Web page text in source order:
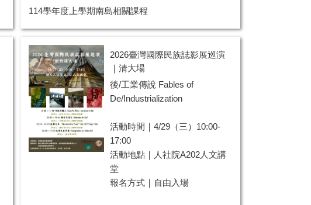
114學年度上學期南島相關課程
2026臺灣國際民族誌影展巡演
｜清大場
後/工業傳說 Fables of
De/Industrialization
活動時間｜4/29（三）10:00-
17:00
活動地點｜人社院A202人文講
堂
報名方式｜自由入場